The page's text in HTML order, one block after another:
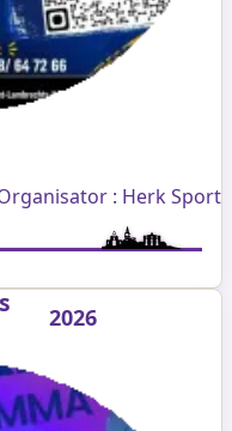
: Herk Sport
2026